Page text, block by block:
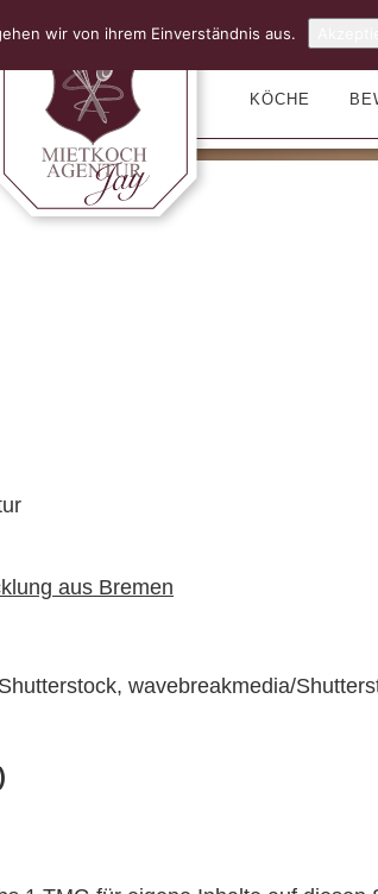
KÖCHE
aus Bremen
wavebreakmedia/
wir von ihrem Einverständnis aus.